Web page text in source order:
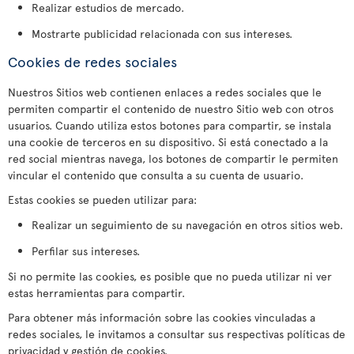
Realizar estudios de mercado.
Mostrarte publicidad relacionada con sus intereses.
Cookies de redes sociales
Nuestros Sitios web contienen enlaces a redes sociales que le
permiten compartir el contenido de nuestro Sitio web con otros
usuarios. Cuando utiliza estos botones para compartir, se instala
una cookie de terceros en su dispositivo. Si está conectado a la
red social mientras navega, los botones de compartir le permiten
vincular el contenido que consulta a su cuenta de usuario.
Estas cookies se pueden utilizar para:
Realizar un seguimiento de su navegación en otros sitios web.
Perfilar sus intereses.
Si no permite las cookies, es posible que no pueda utilizar ni ver
estas herramientas para compartir.
Para obtener más información sobre las cookies vinculadas a
redes sociales, le invitamos a consultar sus respectivas políticas de
privacidad y gestión de cookies.